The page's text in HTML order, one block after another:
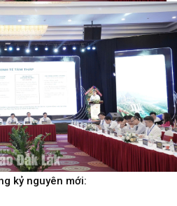
kỷ nguyên mới: